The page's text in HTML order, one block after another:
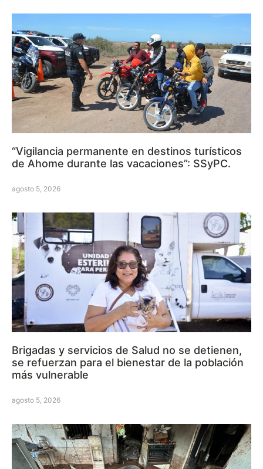
“Vigilancia permanente en destinos turísticos
de Ahome durante las vacaciones”: SSyPC.
agosto 5, 2026
Brigadas y servicios de Salud no se detienen,
se refuerzan para el bienestar de la población
más vulnerable
agosto 5, 2026